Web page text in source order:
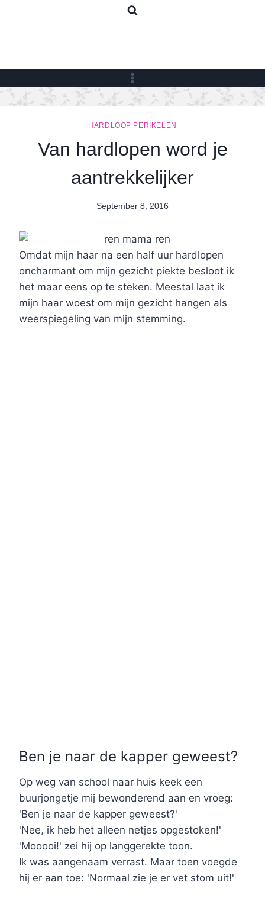
HARDLOOP PERIKELEN
Van hardlopen word je
aantrekkelijker
By
September 8, 2016
Omdat mijn haar na een half uur hardlopen
oncharmant om mijn gezicht piekte besloot ik
het maar eens op te steken. Meestal laat ik
mijn haar woest om mijn gezicht hangen als
weerspiegeling van mijn stemming.
Ben je naar de kapper geweest?
Op weg van school naar huis keek een
buurjongetje mij bewonderend aan en vroeg:
'Ben je naar de kapper geweest?'
'Nee, ik heb het alleen netjes opgestoken!'
'Mooooi!' zei hij op langgerekte toon.
Ik was aangenaam verrast. Maar toen voegde
hij er aan toe: 'Normaal zie je er vet stom uit!'